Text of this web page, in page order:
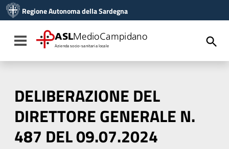
Vai al menu di navigazione
Vai al footer
Regione Autonoma della Sardegna
Toggle navigation
ASLMedioCampidano
Azienda socio-sanitaria locale
DELIBERAZIONE DEL
DIRETTORE GENERALE N.
487 DEL 09.07.2024